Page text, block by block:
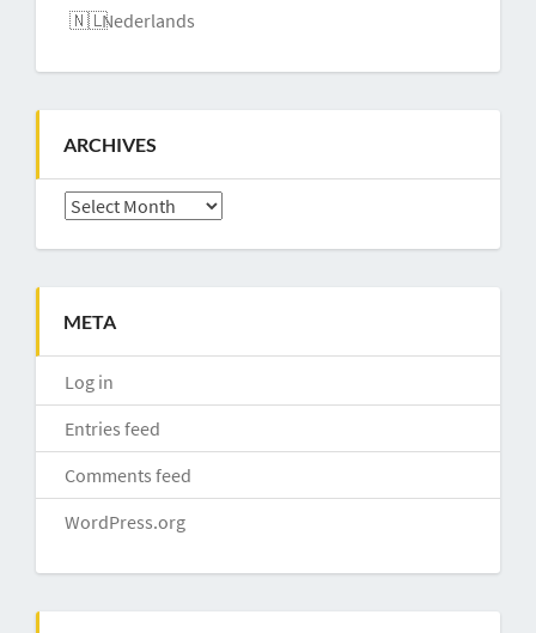
Nederlands
ARCHIVES
Archives
META
Log in
Entries feed
Comments feed
WordPress.org